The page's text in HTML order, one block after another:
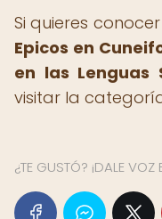
Si quieres
Epicos en
en las Lenguas
visitar la
¿TE GUSTÓ? ¡DALE VOZ